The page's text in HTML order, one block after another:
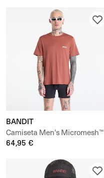
BANDIT
Camiseta Men's Micromesh™
Run Tee
64,95 €